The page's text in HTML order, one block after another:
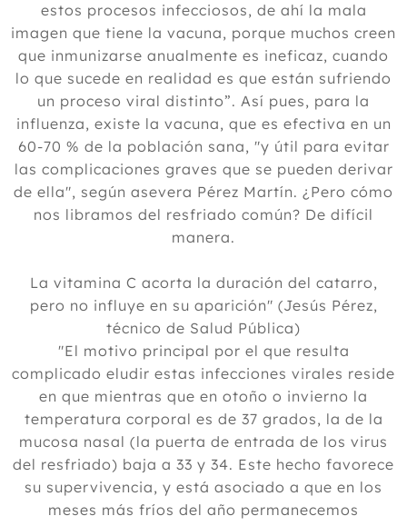
estos procesos infecciosos, de ahí la mala
imagen que tiene la vacuna, porque muchos creen
que inmunizarse anualmente es ineficaz, cuando
lo que sucede en realidad es que están sufriendo
un proceso viral distinto”. Así pues, para la
influenza, existe la vacuna, que es efectiva en un
60-70 % de la población sana, "y útil para evitar
las complicaciones graves que se pueden derivar
de ella", según asevera Pérez Martín. ¿Pero cómo
nos libramos del resfriado común? De difícil
manera.
La vitamina C acorta la duración del catarro,
pero no influye en su aparición" (Jesús Pérez,
técnico de Salud Pública)
"El motivo principal por el que resulta
complicado eludir estas infecciones virales reside
en que mientras que en otoño o invierno la
temperatura corporal es de 37 grados, la de la
mucosa nasal (la puerta de entrada de los virus
del resfriado) baja a 33 y 34. Este hecho favorece
su supervivencia, y está asociado a que en los
meses más fríos del año permanecemos